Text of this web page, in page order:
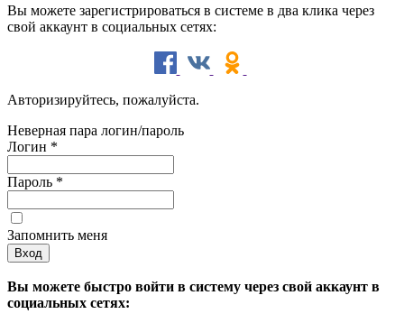
Вы можете зарегистрироваться в системе в два клика через
свой аккаунт в социальных сетях:
Авторизируйтесь, пожалуйста.
Неверная пара логин/пароль
Логин *
Пароль *
Запомнить меня
Вы можете быстро войти в систему через свой аккаунт в
социальных сетях: